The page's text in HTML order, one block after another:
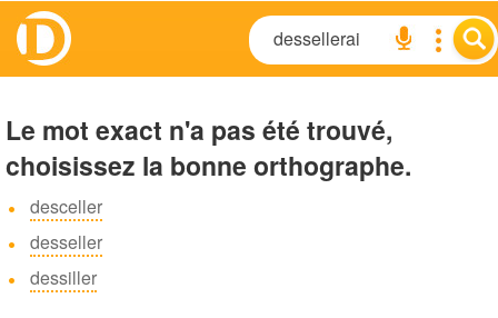
Le mot exact n'a pas été trouvé,
choisissez la bonne orthographe.
desceller
desseller
dessiller